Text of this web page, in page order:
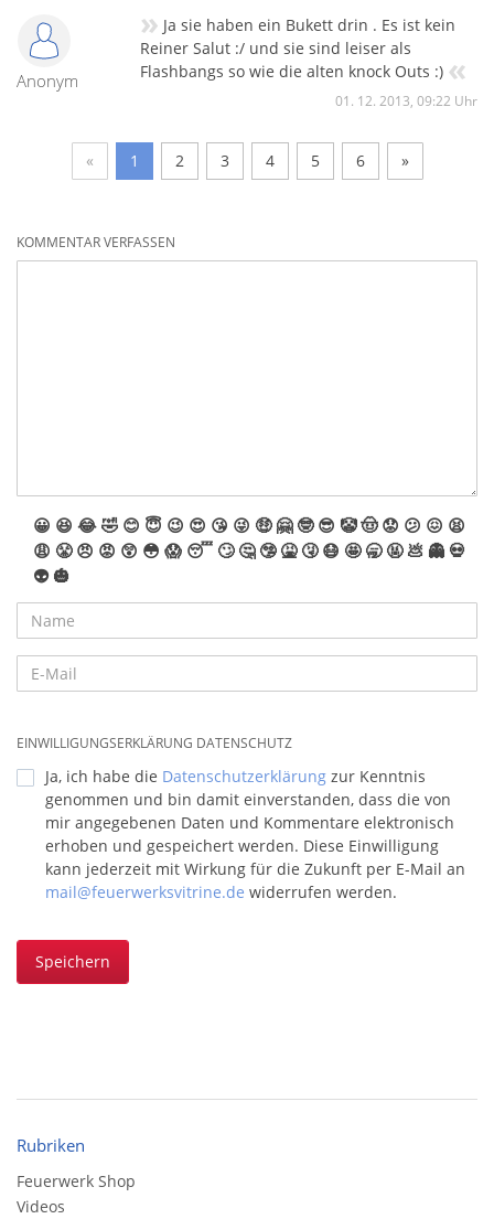
Anonym
» Ja sie haben ein Bukett drin . Es ist kein
Reiner Salut :/ und sie sind leiser als
Flashbangs so wie die alten knock Outs :) «
01. 12. 2013, 09:22 Uhr
« 1 2 3 4 5 6 »
KOMMENTAR VERFASSEN
😀 😆 😂🤣 😊 😇 😉 😍 😘 😜 🤑 🤗 🤓 😎 🤡🤠 😟 😕 😖 😫
😩 😤 😠 😡 😲 😳 😱 😴 🙄 🤔 🤥 🤮 🤧 😷 🤩 🥱 🤬 💩 👻 💀
👽 🎃
EINWILLIGUNGSERKLÄRUNG DATENSCHUTZ
Ja, ich habe die Datenschutzerklärung zur Kenntnis
genommen und bin damit einverstanden, dass die von
mir angegebenen Daten und Kommentare elektronisch
erhoben und gespeichert werden. Diese Einwilligung
kann jederzeit mit Wirkung für die Zukunft per E-Mail an
mail@feuerwerksvitrine.de widerrufen werden.
Speichern
Rubriken
Feuerwerk Shop
Videos